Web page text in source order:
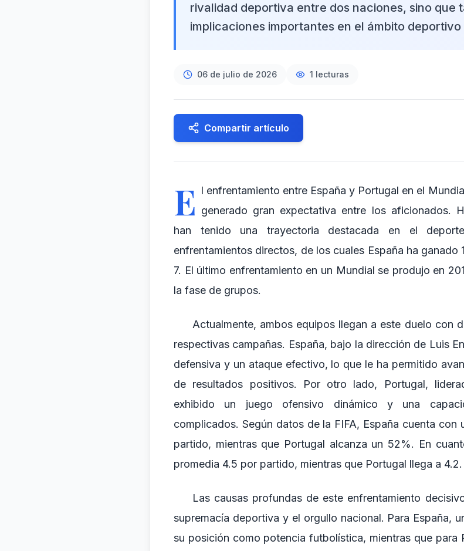
rivalidad deportiva entre dos naciones, sino que
implicaciones importantes en el ámbito
06 de julio de 2026 1 lecturas
Compartir artículo
E l enfrentamiento entre España y Portugal en el
generado gran expectativa entre los aficionados.
han tenido una trayectoria destacada en el
enfrentamientos directos, de los cuales España ha ganado
7. El último enfrentamiento en un Mundial se produjo en
la fase de grupos.
Actualmente, ambos equipos llegan a este duelo con
respectivas campañas. España, bajo la dirección de Luis
defensiva y un ataque efectivo, lo que le ha permitido
de resultados positivos. Por otro lado, Portugal,
exhibido un juego ofensivo dinámico y una
complicados. Según datos de la FIFA, España cuenta
partido, mientras que Portugal alcanza un 52%. En
promedia 4.5 por partido, mientras que Portugal llega a 4.2.
Las causas profundas de este enfrentamiento
supremacía deportiva y el orgullo nacional. Para España,
su posición como potencia futbolística, mientras que para